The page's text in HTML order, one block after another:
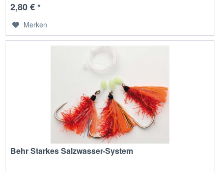
2,80 € *
Merken
Behr Starkes Salzwasser-System